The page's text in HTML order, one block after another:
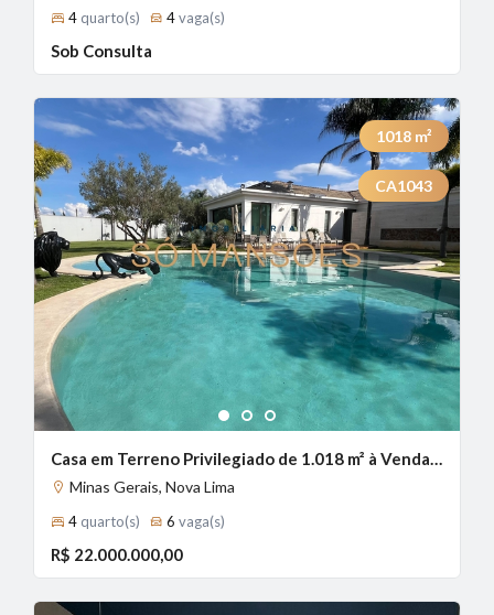
4 quarto(s) 4vaga(s)
Sob Consulta
1 2 3
1018 m²
CA1043
Casa em Terreno Privilegiado de 1.018 m² à Venda com 2 Suítes e Vista Panorâmica no Alphaville - Lagoa dos Ingleses, Nova Lima - MG
Minas Gerais, Nova Lima
4 quarto(s) 6 vaga(s)
R$ 22.000.000,00